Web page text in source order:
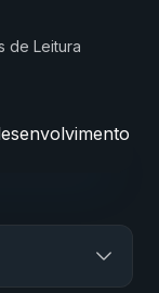
de Leitura